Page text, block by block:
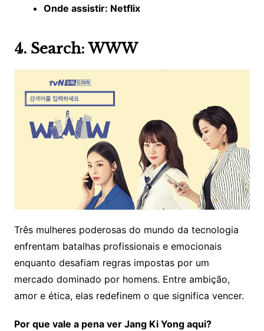
Onde assistir: Netflix
4. Search: WWW
Três mulheres poderosas do mundo da tecnologia
enfrentam batalhas profissionais e emocionais
enquanto desafiam regras impostas por um
mercado dominado por homens. Entre ambição,
amor e ética, elas redefinem o que significa vencer.
Por que vale a pena ver Jang Ki Yong aqui?